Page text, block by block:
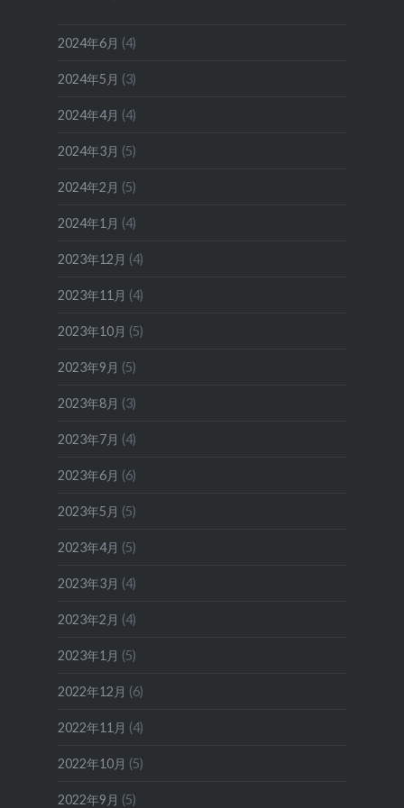
2024年6月 (4)
2024年5月 (3)
2024年4月 (4)
2024年3月 (5)
2024年2月 (5)
2024年1月 (4)
2023年12月 (4)
2023年11月 (4)
2023年10月 (5)
2023年9月 (5)
2023年8月 (3)
2023年7月 (4)
2023年6月 (6)
2023年5月 (5)
2023年4月 (5)
2023年3月 (4)
2023年2月 (4)
2023年1月 (5)
2022年12月 (6)
2022年11月 (4)
2022年10月 (5)
2022年9月 (5)